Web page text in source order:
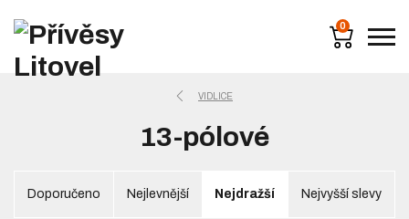
0
VIDLICE
13-pólové
Doporučeno Nejlevnější Nejdražší Nejvyšší slevy